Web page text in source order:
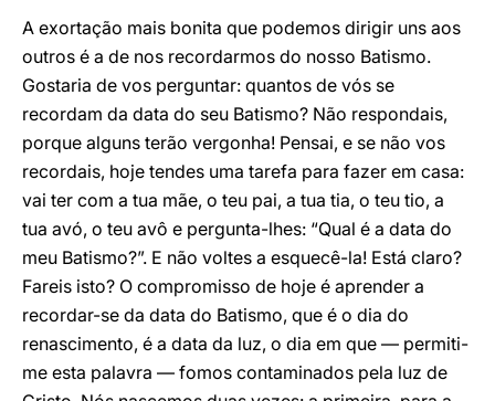
A exortação mais bonita que podemos dirigir uns aos
outros é a de nos recordarmos do nosso Batismo.
Gostaria de vos perguntar: quantos de vós se
recordam da data do seu Batismo? Não respondais,
porque alguns terão vergonha! Pensai, e se não vos
recordais, hoje tendes uma tarefa para fazer em casa:
vai ter com a tua mãe, o teu pai, a tua tia, o teu tio, a
tua avó, o teu avô e pergunta-lhes: “Qual é a data do
meu Batismo?”. E não voltes a esquecê-la! Está claro?
Fareis isto? O compromisso de hoje é aprender a
recordar-se da data do Batismo, que é o dia do
renascimento, é a data da luz, o dia em que — permiti-
me esta palavra — fomos contaminados pela luz de